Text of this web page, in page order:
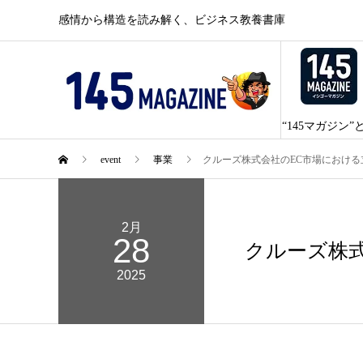
感情から構造を読み解く、ビジネス教養書庫
“145マガジン”
event 事業 クルーズ株式会社のEC市場におけ
2月
28
2025
クルーズ株